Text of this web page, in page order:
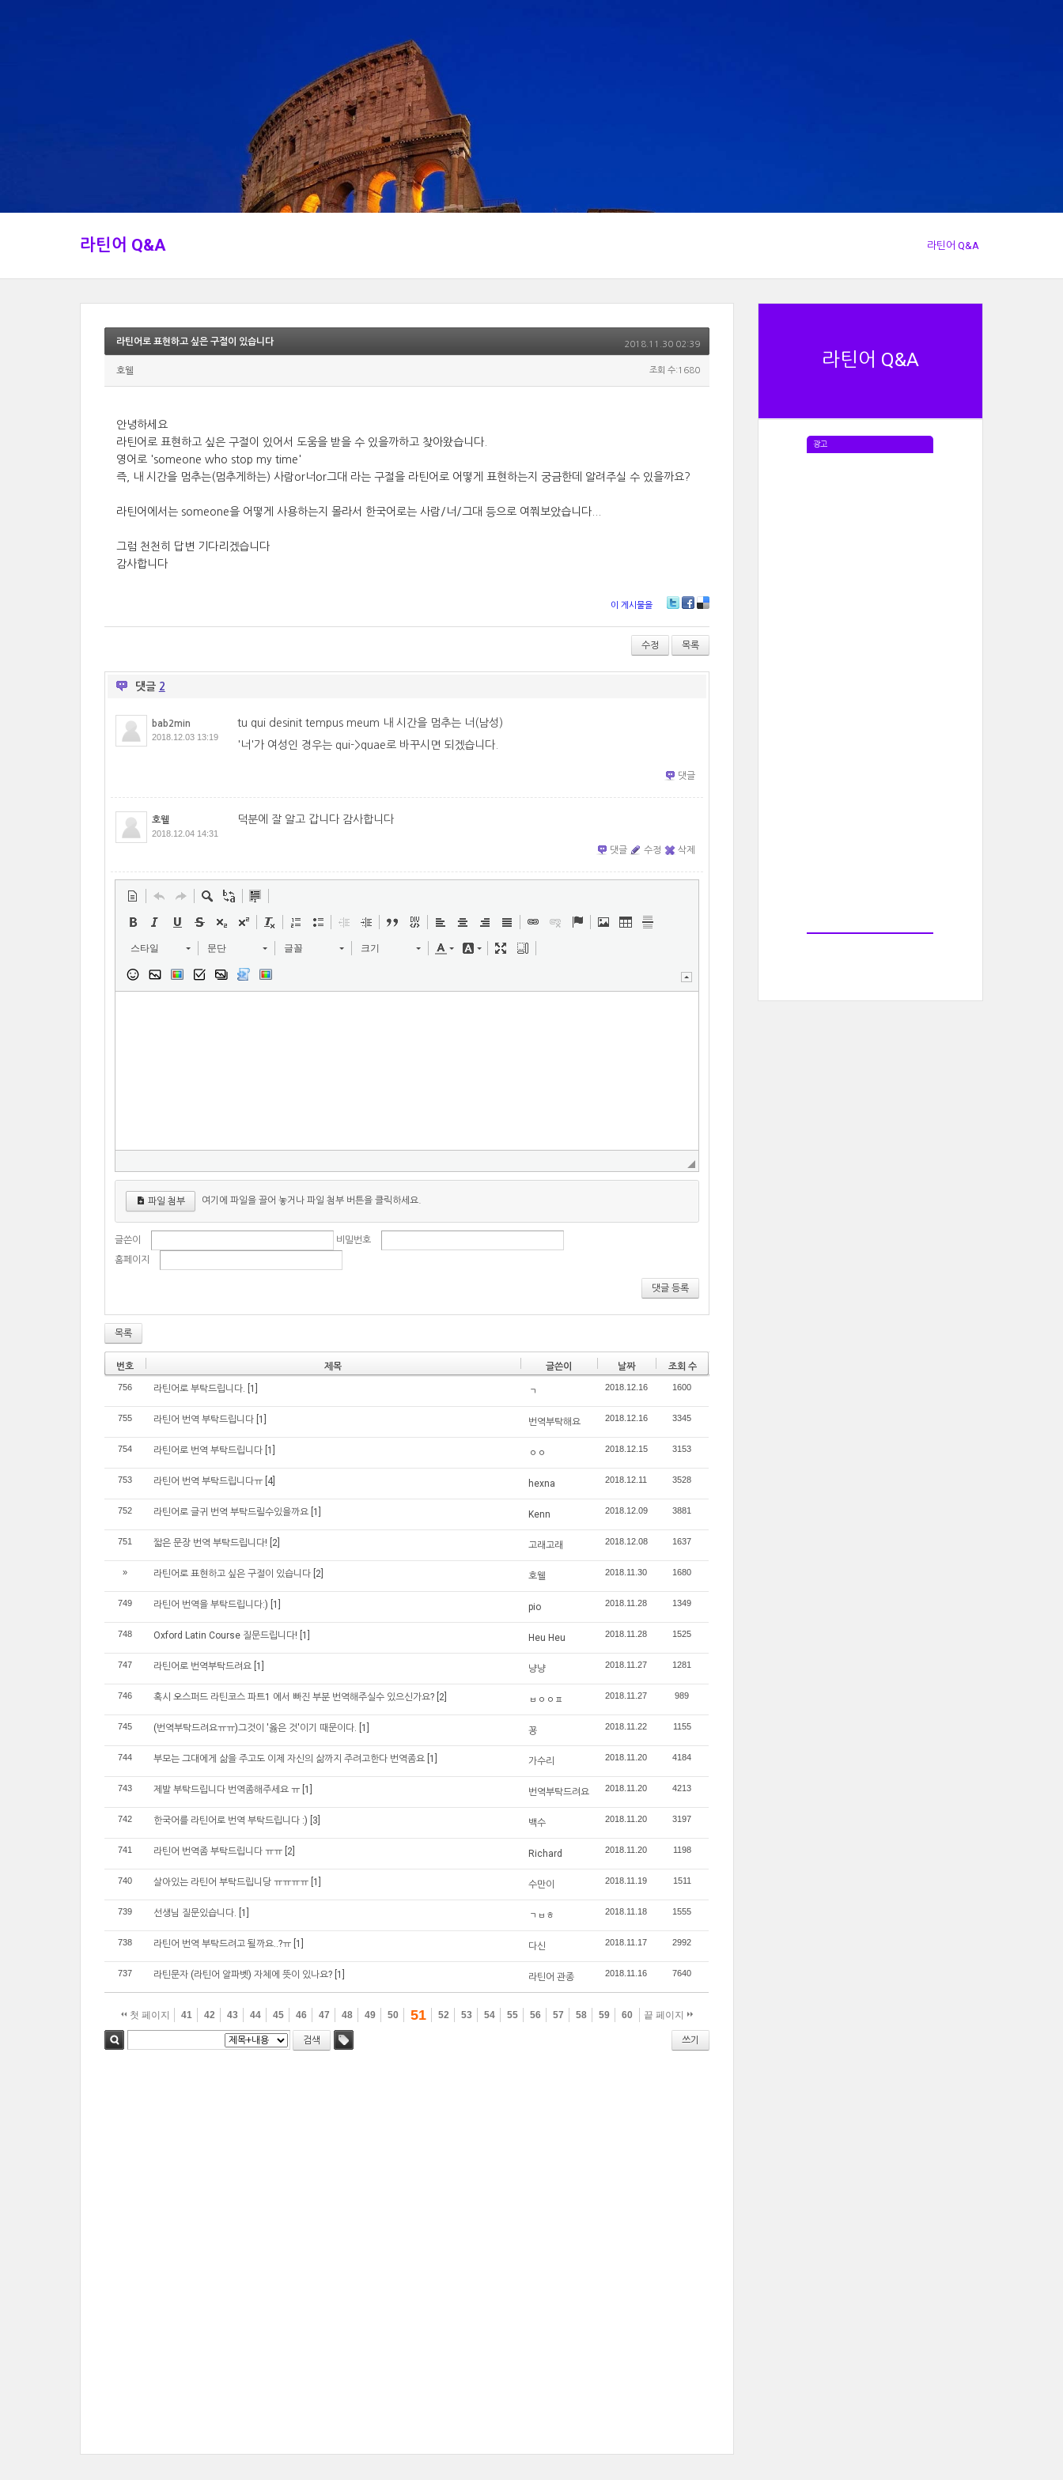
라틴어 Q&A 라틴어 Q&A
라틴어 Q&A
광고
라틴어로 표현하고 싶은 구절이 있습니다 2018.11.30 02:39
호웰 조회 수:1680
안녕하세요
라틴어로 표현하고 싶은 구절이 있어서 도움을 받을 수 있을까하고 찾아왔습니다.
영어로 'someone who stop my time'
즉, 내 시간을 멈추는(멈추게하는) 사람or너or그대 라는 구절을 라틴어로 어떻게 표현하는지 궁금한데 알려주실 수 있을까요?
라틴어에서는 someone을 어떻게 사용하는지 몰라서 한국어로는 사람/너/그대 등으로 여쭤보았습니다...
그럼 천천히 답변 기다리겠습니다
감사합니다
이 게시물을
wi
er
ce
bo
ok
lici
ou
s
수정 목록
댓글 2
bab2min
2018.12.03 13:19
tu qui desinit tempus meum 내 시간을 멈추는 너(남성)
'너'가 여성인 경우는 qui->quae로 바꾸시면 되겠습니다.
댓글
호웰
2018.12.04 14:31
덕분에 잘 알고 갑니다 감사합니다
댓글 수정 삭제
스타일 문단 글꼴 크기
파일 첨부 여기에 파일을 끌어 놓거나 파일 첨부 버튼을 클릭하세요.
글쓴이 비밀번호
홈페이지
댓글 등록
목록
번호 제목 글쓴이 날짜 조회 수
756 라틴어로 부탁드립니다. [1] ㄱ 2018.12.16 1600
755 라틴어 번역 부탁드립니다 [1] 번역부탁해요 2018.12.16 3345
754 라틴어로 번역 부탁드립니다 [1] ㅇㅇ 2018.12.15 3153
753 라틴어 번역 부탁드립니다ㅠ [4] hexna 2018.12.11 3528
752 라틴어로 글귀 번역 부탁드릴수있을까요 [1] Kenn 2018.12.09 3881
751 짧은 문장 번역 부탁드립니다! [2] 고래고래 2018.12.08 1637
» 라틴어로 표현하고 싶은 구절이 있습니다 [2] 호웰 2018.11.30 1680
749 라틴어 번역을 부탁드립니다:) [1] pio 2018.11.28 1349
748 Oxford Latin Course 질문드립니다! [1] Heu Heu 2018.11.28 1525
747 라틴어로 번역부탁드려요 [1] 냥냥 2018.11.27 1281
746 혹시 오스퍼드 라틴코스 파트1 에서 빠진 부분 번역해주실수 있으신가요? [2] ㅂㅇㅇㅍ 2018.11.27 989
745 (번역부탁드려요ㅠㅠ)그것이 '옳은 것'이기 때문이다. [1] 꾱 2018.11.22 1155
744 부모는 그대에게 삶을 주고도 이제 자신의 삶까지 주려고한다 번역좀요 [1] 가수리 2018.11.20 4184
743 제발 부탁드립니다 번역좀해주세요 ㅠ [1] 번역부탁드려요 2018.11.20 4213
742 한국어를 라틴어로 번역 부탁드립니다 :) [3] 백수 2018.11.20 3197
741 라틴어 번역좀 부탁드립니다 ㅠㅠ [2] Richard 2018.11.20 1198
740 살아있는 라틴어 부탁드립니당 ㅠㅠㅠㅠ [1] 수만이 2018.11.19 1511
739 선생님 질문있습니다. [1] ㄱㅂㅎ 2018.11.18 1555
738 라틴어 번역 부탁드려고 될까요..?ㅠ [1] 다신 2018.11.17 2992
737 라틴문자 (라틴어 알파벳) 자체에 뜻이 있나요? [1] 라틴어 관종 2018.11.16 7640
첫 페이지 41 42 43 44 45 46 47 48 49 50 51 52 53 54 55 56 57 58 59 60 끝 페이지
쓰기
검색